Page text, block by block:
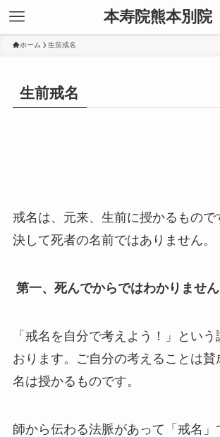
本寿院熊本別院
ホーム 生前戒名
生前戒名
戒名は、元来、生前に授かるもので
決して死者の名前ではありません。
第一、死んでからではわかりません
「戒名を自分で考えよう！」とい
おります。ご自分の考えることは賛
名は授かるものです。
師から伝わる法脈があって「戒名」